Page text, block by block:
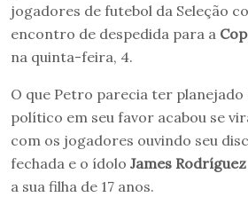
jogadores de futebol da Seleção
encontro de despedida para a
na quinta-feira, 4.
O que Petro parecia ter
político em seu favor acabou se
com os jogadores ouvindo seu
fechada e o ídolo James Rodríguez
a sua filha de 17 anos.